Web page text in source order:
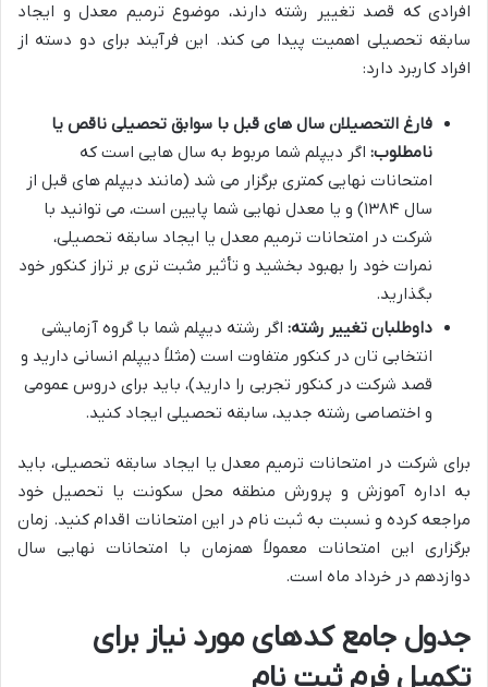
افرادی که قصد تغییر رشته دارند، موضوع ترمیم معدل و ایجاد
سابقه تحصیلی اهمیت پیدا می کند. این فرآیند برای دو دسته از
افراد کاربرد دارد:
فارغ التحصیلان سال های قبل با سوابق تحصیلی ناقص یا
نامطلوب: اگر دیپلم شما مربوط به سال هایی است که
امتحانات نهایی کمتری برگزار می شد (مانند دیپلم های قبل از
سال ۱۳۸۴) و یا معدل نهایی شما پایین است، می توانید با
شرکت در امتحانات ترمیم معدل یا ایجاد سابقه تحصیلی،
نمرات خود را بهبود بخشید و تأثیر مثبت تری بر تراز کنکور خود
بگذارید.
داوطلبان تغییر رشته: اگر رشته دیپلم شما با گروه آزمایشی
انتخابی تان در کنکور متفاوت است (مثلاً دیپلم انسانی دارید و
قصد شرکت در کنکور تجربی را دارید)، باید برای دروس عمومی
و اختصاصی رشته جدید، سابقه تحصیلی ایجاد کنید.
برای شرکت در امتحانات ترمیم معدل یا ایجاد سابقه تحصیلی، باید
به اداره آموزش و پرورش منطقه محل سکونت یا تحصیل خود
مراجعه کرده و نسبت به ثبت نام در این امتحانات اقدام کنید. زمان
برگزاری این امتحانات معمولاً همزمان با امتحانات نهایی سال
دوازدهم در خرداد ماه است.
جدول جامع کدهای مورد نیاز برای
تکمیل فرم ثبت نام